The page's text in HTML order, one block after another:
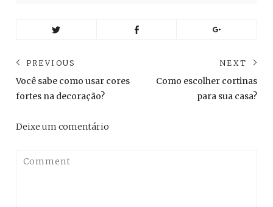
Navegação
de
Post
PREVIOUS
Previous
post:
Você sabe como usar cores
fortes na decoração?
NEXT
Como escolher cortinas
para sua casa?
Deixe um comentário